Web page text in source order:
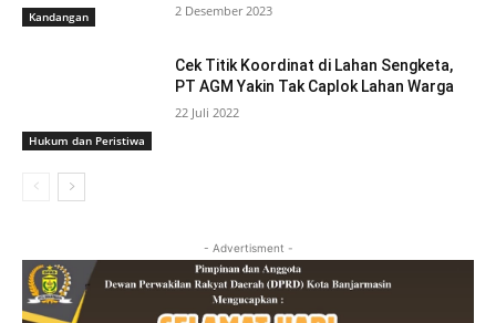
Kandangan 2 Desember 2023
Hukum dan Peristiwa
Cek Titik Koordinat di Lahan Sengketa,
PT AGM Yakin Tak Caplok Lahan Warga
22 Juli 2022
- Advertisment -